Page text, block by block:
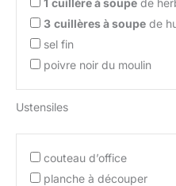
3 cuillères à soupe de
sel fin
poivre noir du moulin
Ustensiles
couteau d’office
planche à découper